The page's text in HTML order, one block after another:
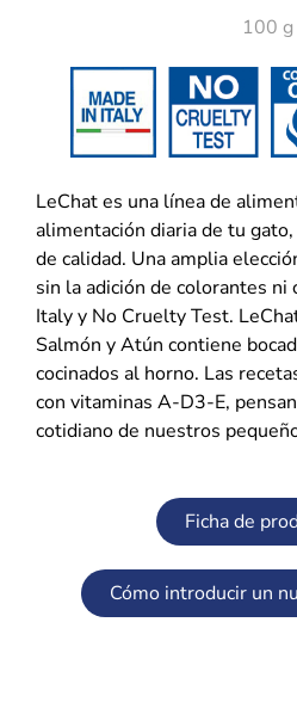
100 g
LeChat es una línea de
alimentación diaria de tu
de calidad. Una amplia
sin la adición de colorantes ni
Italy y No Cruelty Test.
Salmón y Atún contiene
cocinados al horno. Las
con vitaminas A-D3-E,
cotidiano de nuestros
Ficha de
Cómo introducir un